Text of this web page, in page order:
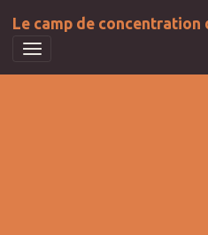
Le camp de concentration